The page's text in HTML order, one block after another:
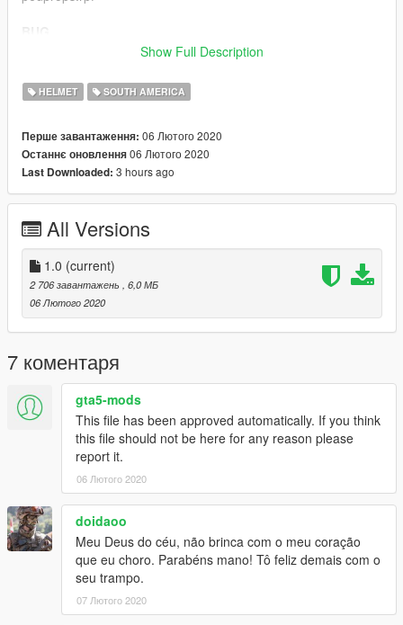
Please Report Bug.
But, Glass no Alpha Transparent, This screenshots is version
PT
Nenhum Bug Encontrado
Porfavor reporta bug voce encontrou
mas, existem bug vidro transparente da capacete, esse
Show Full Description
HELMET SOUTH AMERICA
Перше завантаження: 06 Лютого 2020
Останнє оновлення06 Лютого 2020
Last Downloaded: 3 hours ago
All Versions
1.0 (current)
2 706 завантажень
, 6,0 МБ
06 Лютого 2020
7 коментаря
gta5-mods
This file has been approved automatically. If you think
this file should not be here for any reason please
report it.
06 Лютого 2020
doidaoo
Meu Deus do céu, não brinca com o meu coração
que eu choro. Parabéns mano! Tô feliz demais com o
seu trampo.
07 Лютого 2020